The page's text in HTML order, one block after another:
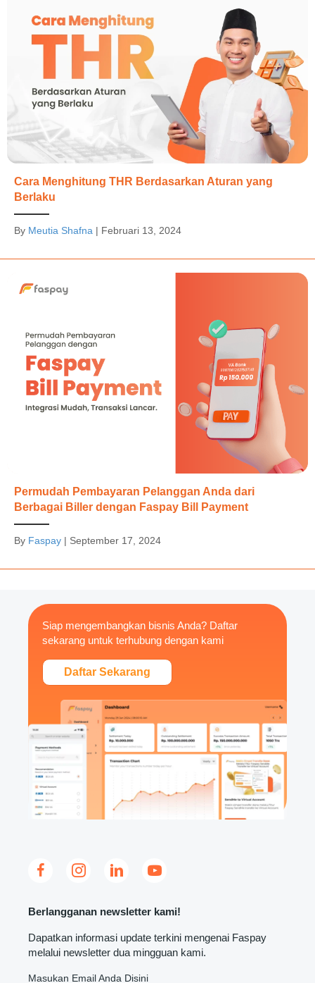
Cara Menghitung THR Berdasarkan Aturan yang
Berlaku
By Meutia Shafna | Februari 13, 2024
Permudah Pembayaran Pelanggan Anda dari
Berbagai Biller dengan Faspay Bill Payment
By Faspay | September 17, 2024
Siap mengembangkan bisnis Anda? Daftar
sekarang untuk terhubung dengan kami
Daftar Sekarang
Berlangganan newsletter kami!
Dapatkan informasi update terkini mengenai Faspay
melalui newsletter dua mingguan kami.
Masukan Email Anda Disini